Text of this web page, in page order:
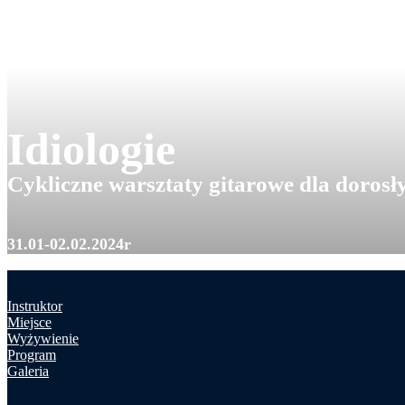
Idiologie
Cykliczne warsztaty gitarowe dla
31.01-02.02.2024r
Instruktor
Miejsce
Wyżywienie
Program
Galeria